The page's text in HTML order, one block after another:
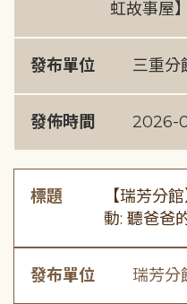
虹故事屋】
發布單位 三重分
發佈時間 2026-
標題
【瑞芳分
動: 聽爸爸
發布單位 瑞芳分